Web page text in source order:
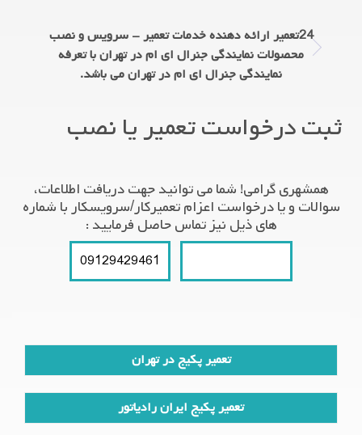
24تعمیر ارائه دهنده خدمات تعمیر - سرویس و نصب
محصولات نمایندگی جنرال ای ام در تهران با تعرفه
نمایندگی جنرال ای ام در تهران می باشد.
ثبت درخواست تعمیر یا نصب
همشهری گرامی! شما می توانید جهت دریافت اطلاعات،
سوالات و یا درخواست اعزام تعمیرکار/سرویسکار با شماره
های ذیل نیز تماس حاصل فرمایید :
09129429461
تعمیر پکیج در تهران
تعمیر پکیج ایران رادیاتور